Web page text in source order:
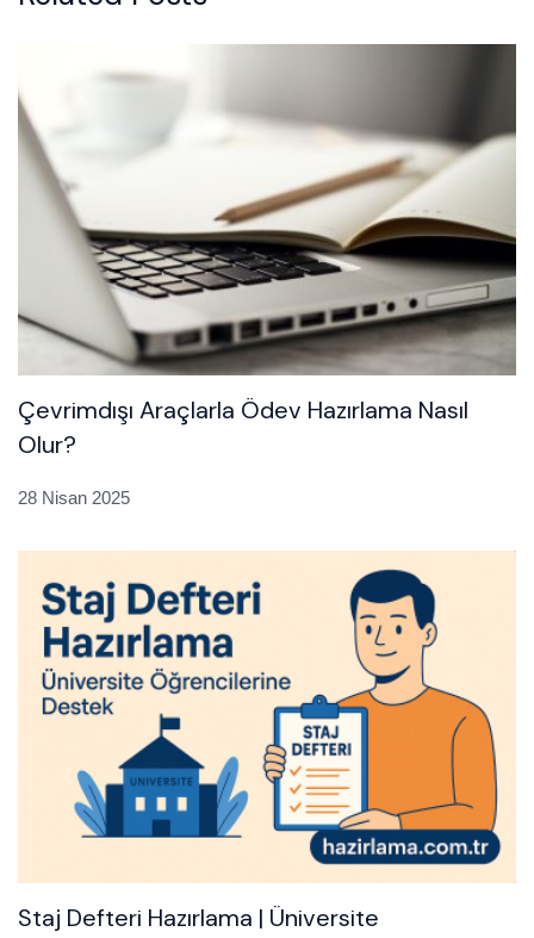
Çevrimdışı Araçlarla Ödev Hazırlama Nasıl
Olur?
28 Nisan 2025
Staj Defteri Hazırlama | Üniversite